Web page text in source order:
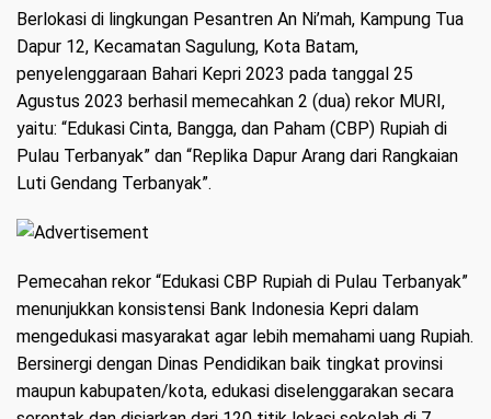
Berlokasi di lingkungan Pesantren An Ni’mah, Kampung Tua
Dapur 12, Kecamatan Sagulung, Kota Batam,
penyelenggaraan Bahari Kepri 2023 pada tanggal 25
Agustus 2023 berhasil memecahkan 2 (dua) rekor MURI,
yaitu: “Edukasi Cinta, Bangga, dan Paham (CBP) Rupiah di
Pulau Terbanyak” dan “Replika Dapur Arang dari Rangkaian
Luti Gendang Terbanyak”.
Pemecahan rekor “Edukasi CBP Rupiah di Pulau Terbanyak”
menunjukkan konsistensi Bank Indonesia Kepri dalam
mengedukasi masyarakat agar lebih memahami uang Rupiah.
Bersinergi dengan Dinas Pendidikan baik tingkat provinsi
maupun kabupaten/kota, edukasi diselenggarakan secara